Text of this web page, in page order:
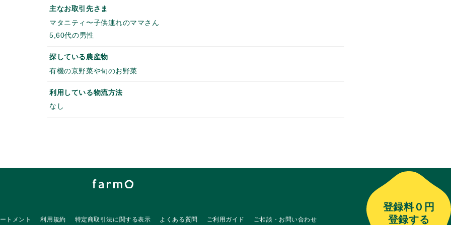
主なお取引先さま
マタニティ〜子供連れのママさん
5,60代の男性
探している農産物
有機の京野菜や旬のお野菜
利用している物流方法
なし
登録料０円
登録する
トメント 利用規約 特定商取引法に関する表示 よくある質問 ご利用ガイド ご相談・お問い合わせ